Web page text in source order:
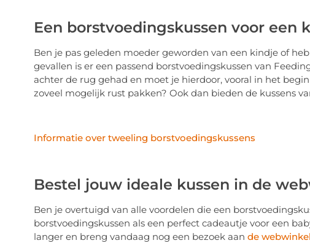
Een borstvoedingskussen voor een
Ben je pas geleden moeder geworden van een kindje of
gevallen is er een passend borstvoedingskussen van
achter de rug gehad en moet je hierdoor, vooral in het
zoveel mogelijk rust pakken? Ook dan bieden de kussens
Informatie over tweeling borstvoedingskussens
Bestel jouw ideale kussen in de
Ben je overtuigd van alle voordelen die een
borstvoedingskussen als een perfect cadeautje voor een
langer en breng vandaag nog een bezoek aan de